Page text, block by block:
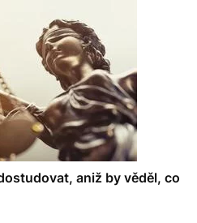
aniž by věděl, co